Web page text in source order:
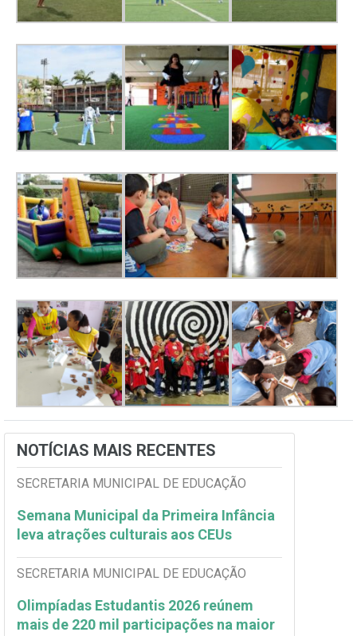
NOTÍCIAS MAIS RECENTES
SECRETARIA MUNICIPAL DE EDUCAÇÃO
Semana Municipal da Primeira Infância
leva atrações culturais aos CEUs
SECRETARIA MUNICIPAL DE EDUCAÇÃO
Olimpíadas Estudantis 2026 reúnem
mais de 220 mil participações na maior